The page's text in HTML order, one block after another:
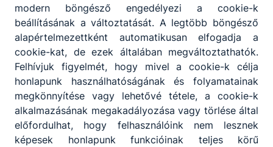
modern böngésző engedélyezi a cookie-k
beállításának a változtatását. A legtöbb böngésző
alapértelmezettként automatikusan elfogadja a
cookie-kat, de ezek általában megváltoztathatók.
Felhívjuk figyelmét, hogy mivel a cookie-k célja
honlapunk használhatóságának és folyamatainak
megkönnyítése vagy lehetővé tétele, a cookie-k
alkalmazásának megakadályozása vagy törlése által
előfordulhat, hogy felhasználóink nem lesznek
képesek honlapunk funkcióinak teljes körű